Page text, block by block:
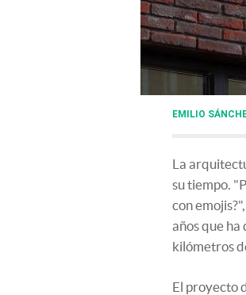
EMILIO
La
su tiempo.
con
años que
kilómetros
El proyecto